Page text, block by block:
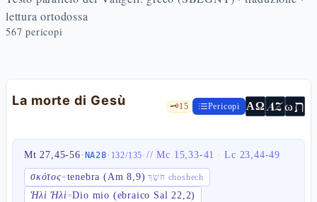
lettura ortodossa
567 pericopi
La morte di Gesù 🗝️15 Pericopi ΑΩ AZωת
Mt 27,45-56· NA28· 132/135·//Mc 15,33-41 · Lc 23,44-49
σκότος=tenebra (Am 8,9) חֹשֶׁךְ choshech
Ἠλὶ Ἠλὶ=Dio mio (ebraico Sal 22,2)